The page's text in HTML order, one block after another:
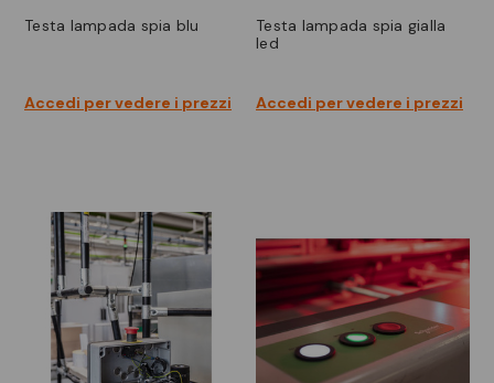
testa lampada spia blu
Accedi per vedere i prezzi
testa lampada spia gialla
led
Accedi per vedere i prezzi